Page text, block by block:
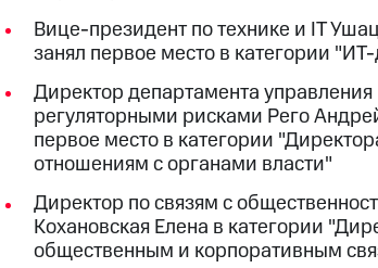
Вице-президент по технике и IT
занял первое место в категории
Директор департамента управления
регуляторными рисками Рего
первое место в категории
отношениям с органами власти"
Директор по связям с
Кохановская Елена в категории
общественным и корпоративным